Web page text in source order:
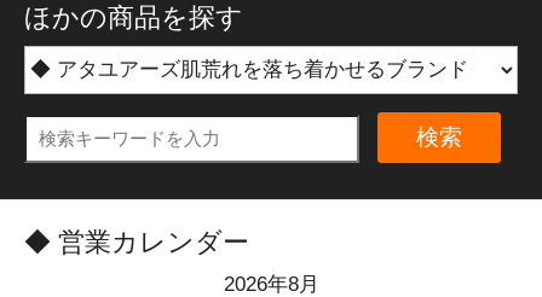
ほかの商品を探す
検索
◆ 営業カレンダー
2026年8月